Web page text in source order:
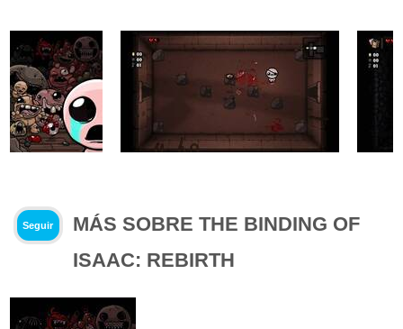
Seguir
MÁS SOBRE THE BINDING OF
ISAAC: REBIRTH